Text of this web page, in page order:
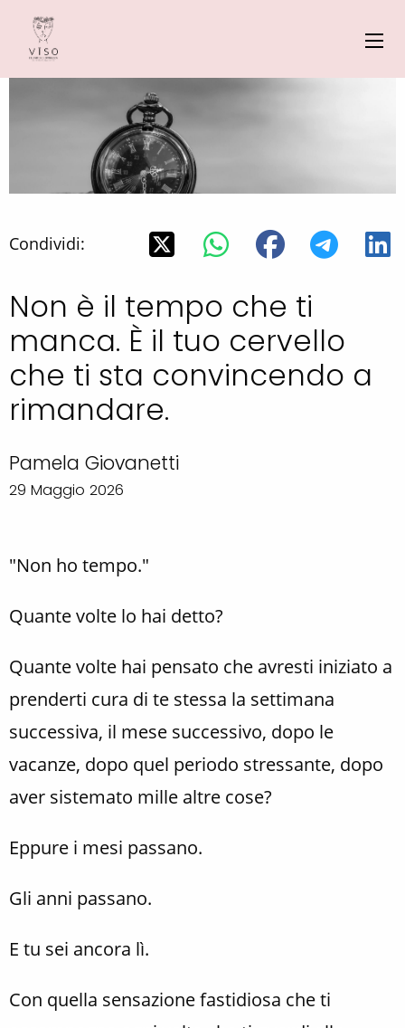
Condividi:
Non è il tempo che ti
manca. È il tuo cervello
che ti sta convincendo a
rimandare.
Pamela Giovanetti
29 Maggio 2026
"Non ho tempo."
Quante volte lo hai detto?
Quante volte hai pensato che avresti iniziato a
prenderti cura di te stessa la settimana
successiva, il mese successivo, dopo le
vacanze, dopo quel periodo stressante, dopo
aver sistemato mille altre cose?
Eppure i mesi passano.
Gli anni passano.
E tu sei ancora lì.
Con quella sensazione fastidiosa che ti